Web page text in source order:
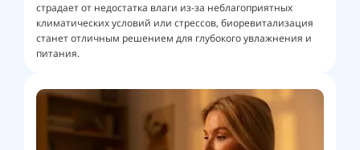
страдает от недостатка влаги из-за неблагоприятных
климатических условий или стрессов, биоревитализация
станет отличным решением для глубокого увлажнения и
питания.